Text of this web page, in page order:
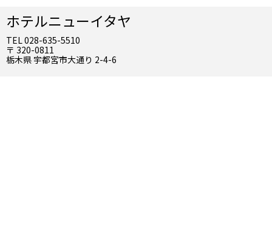
ホテルニューイタヤ
TEL 028-635-5510
〒 320-0811
栃木県 宇都宮市大通り 2-4-6